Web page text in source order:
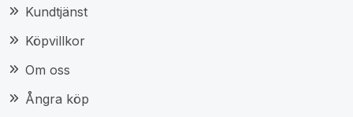
Kundtjänst
Köpvillkor
Om oss
Ångra köp